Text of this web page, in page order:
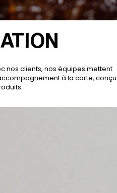
nos clients, nos équipes mettent
à la carte, conçu